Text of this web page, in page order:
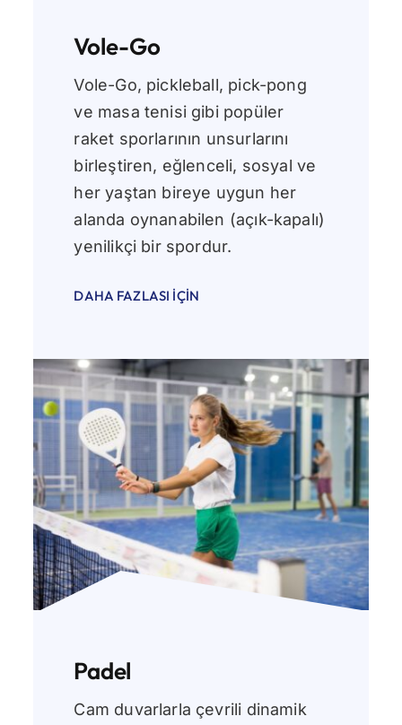
Vole-Go
Vole-Go, pickleball, pick-pong
ve masa tenisi gibi popüler
raket sporlarının unsurlarını
birleştiren, eğlenceli, sosyal ve
her yaştan bireye uygun her
alanda oynanabilen (açık-kapalı)
yenilikçi bir spordur.
DAHA FAZLASI İÇIN
Padel
Cam duvarlarla çevrili dinamik